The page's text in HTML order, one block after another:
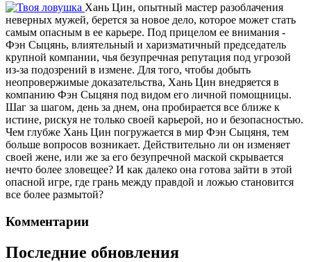
Хань Цин, опытный мастер разоблачения
неверных мужей, берется за новое дело, которое может стать
самым опасным в ее карьере. Под прицелом ее внимания -
Фэн Сыцянь, влиятельный и харизматичный председатель
крупной компании, чья безупречная репутация под угрозой
из-за подозрений в измене. Для того, чтобы добыть
неопровержимые доказательства, Хань Цин внедряется в
компанию Фэн Сыцяня под видом его личной помощницы.
Шаг за шагом, день за днем, она пробирается все ближе к
истине, рискуя не только своей карьерой, но и безопасностью.
Чем глубже Хань Цин погружается в мир Фэн Сыцяня, тем
больше вопросов возникает. Действительно ли он изменяет
своей жене, или же за его безупречной маской скрывается
нечто более зловещее? И как далеко она готова зайти в этой
опасной игре, где грань между правдой и ложью становится
все более размытой?
Комментарии
Последние обновления